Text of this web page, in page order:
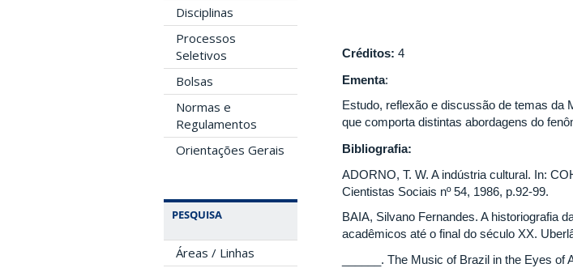
Disciplinas
Processos
Seletivos
Bolsas
Normas e
Regulamentos
Orientações Gerais
PESQUISA
Áreas / Linhas
Créditos: 4
Ementa:
Estudo, reflexão e discussão de temas da
que comporta distintas abordagens do
Bibliografia:
ADORNO, T. W. A indústria cultural. In:
Cientistas Sociais nº 54, 1986, p.92‐99.
BAIA, Silvano Fernandes. A historiografia
acadêmicos até o final do século XX.
______. The Music of Brazil in the Eyes